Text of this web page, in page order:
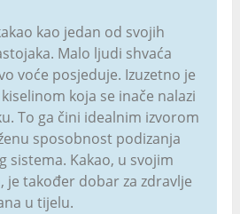
kao jedan od svojih
Malo ljudi shvaća
voće posjeduje. Izuzetno je
koja se inače nalazi
To ga čini idealnim izvorom
sposobnost podizanja
sistema. Kakao, u svojim
je također dobar za zdravlje
u tijelu.